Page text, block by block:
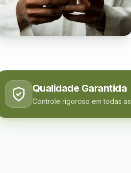
Qualidade Garantida
Controle rigoroso em todas